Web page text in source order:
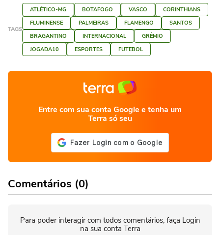
TAGS
ATLÉTICO-MG BOTAFOGO VASCO
CORINTHIANS
FLUMINENSE
PALMEIRAS FLAMENGO
SANTOS
BRAGANTINO
INTERNACIONAL
GRÊMIO
JOGADA10
ESPORTES FUTEBOL
Entre com sua conta Google e tenha um
Terra só seu
Comentários (0)
Para poder interagir com todos comentários, faça Login
na sua conta Terra